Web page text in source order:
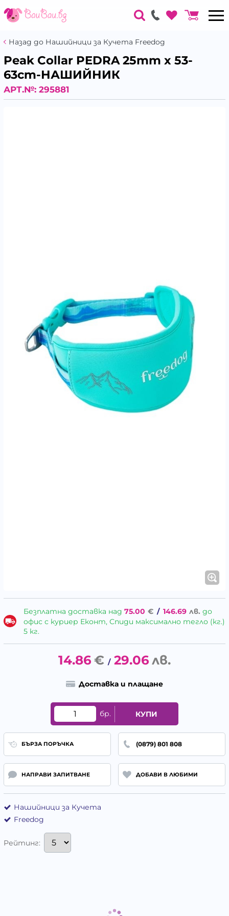
Назад до Нашийници за Кучета Freedog
Peak Collar PEDRA 25mm x 53-
63cm-НАШИЙНИК
АРТ.№: 295881
Безплатна доставка над 75.00 € / 146.69 лв. до
офис с куриер Еконт, Спиди максимално тегло (кг.)
5 кг.
14.86 € / 29.06 лв.
Доставка и плащане
бр. КУПИ
БЪРЗА ПОРЪЧКА (0879) 801 808
НАПРАВИ ЗАПИТВАНЕ ДОБАВИ В ЛЮБИМИ
Нашийници за Кучета
Freedog
Рейтинг: